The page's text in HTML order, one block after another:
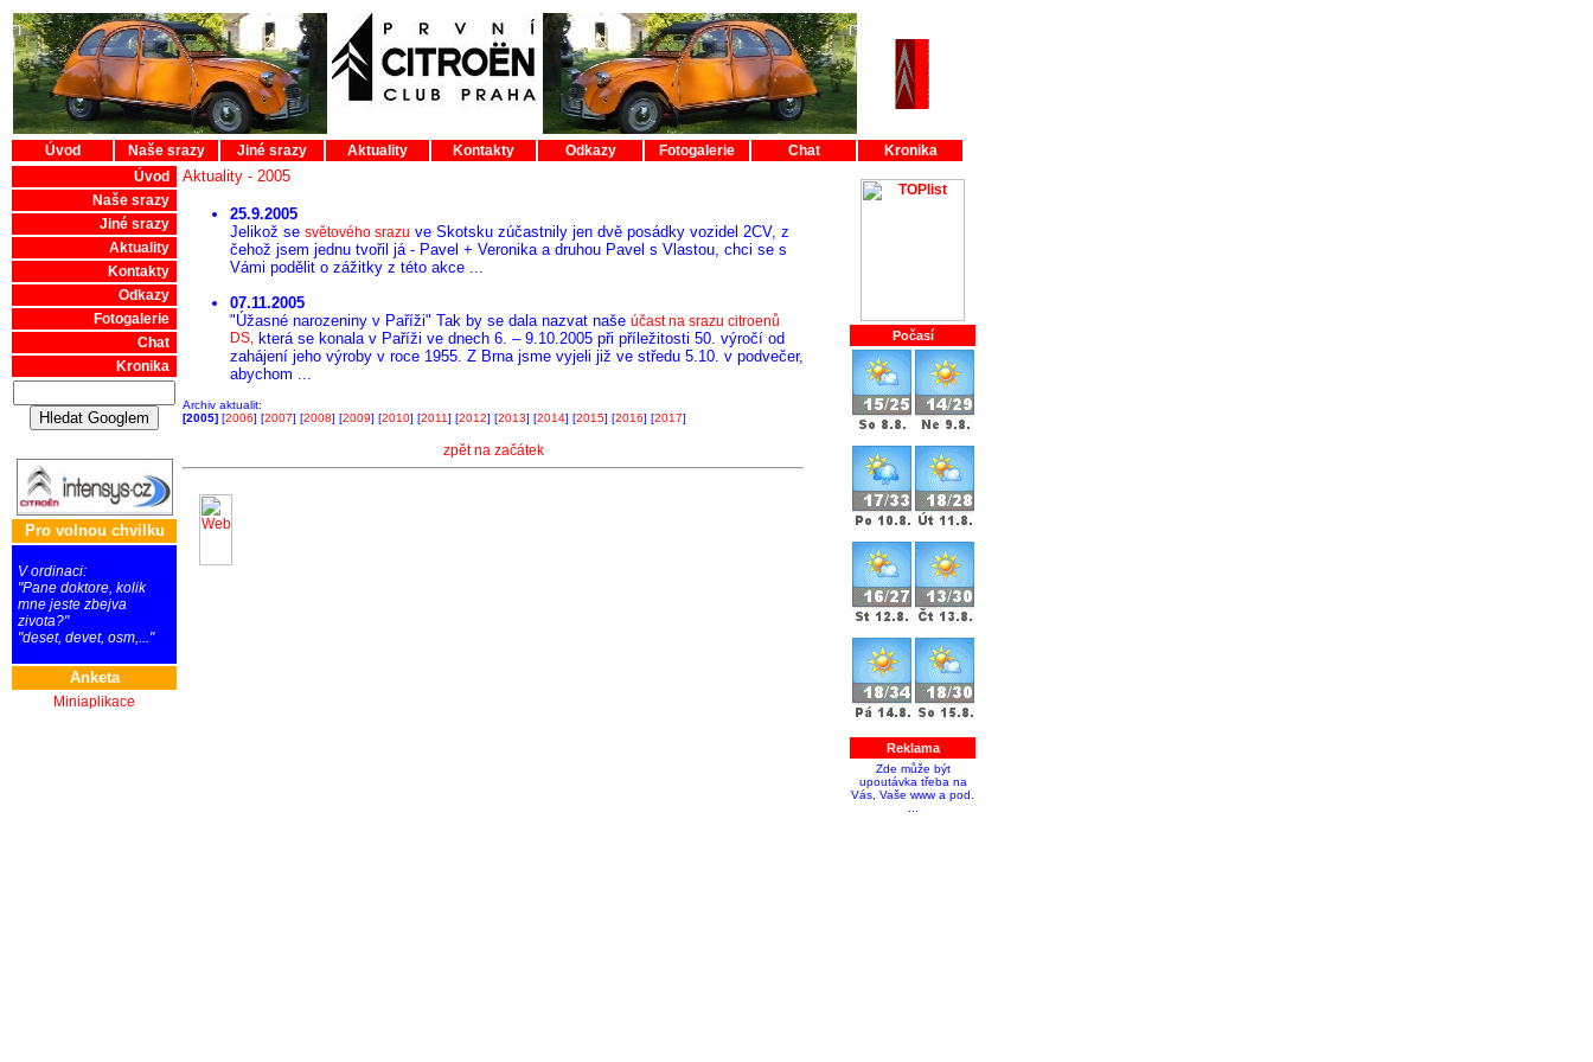
Úvod Naše srazy Jiné srazy Aktuality Kontakty Odkazy Fotogalerie Chat
Kronika
Úvod
Naše srazy
Jiné srazy
Aktuality
Kontakty
Odkazy
Fotogalerie
Chat
Kronika
Pro volnou chvilku
V ordinaci:
"Pane doktore, kolik
mne jeste zbejva
zivota?"
"deset, devet, osm,..."
Anketa
Miniaplikace
Počasí
Reklama
Zde může být
upoutávka třeba na
Vás, Vaše www a pod.
Aktuality - 2005
25.9.2005
Jelikož se světového srazu ve Skotsku zúčastnily jen dvě posádky vozidel 2CV, z
čehož jsem jednu tvořil já - Pavel + Veronika a druhou Pavel s Vlastou, chci se s
Vámi podělit o zážitky z této akce ...
07.11.2005
"Úžasné narozeniny v Paříži" Tak by se dala nazvat naše účast na srazu citroenů
DS, která se konala v Paříži ve dnech 6. – 9.10.2005 při příležitosti 50. výročí od
zahájení jeho výroby v roce 1955. Z Brna jsme vyjeli již ve středu 5.10. v podvečer,
abychom ...
Archiv aktualit:
[2005] [2006] [2007] [2008] [2009] [2010] [2011] [2012] [2013] [2014] [2015] [2016] [2017]
zpět na začátek